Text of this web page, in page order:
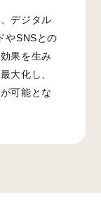
デジタル
やSNSとの
果を生み
大化し、
可能とな